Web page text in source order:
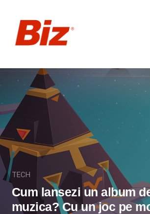
TECH
Cum lansezi un album
muzica? Cu un joc pe